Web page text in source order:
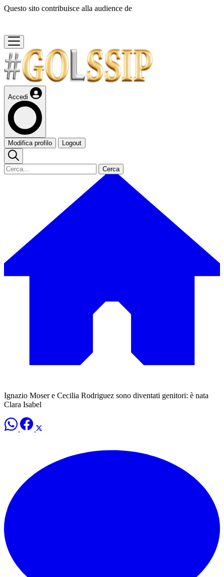
Questo sito contribuisce alla audience de
Accedi
Modifica profilo Logout
Cerca
Ignazio Moser e Cecilia Rodriguez sono diventati genitori: è nata
Clara Isabel